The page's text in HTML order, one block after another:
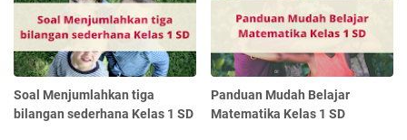
Soal Menjumlahkan tiga
bilangan sederhana Kelas 1 SD
Panduan Mudah Belajar
Matematika Kelas 1 SD